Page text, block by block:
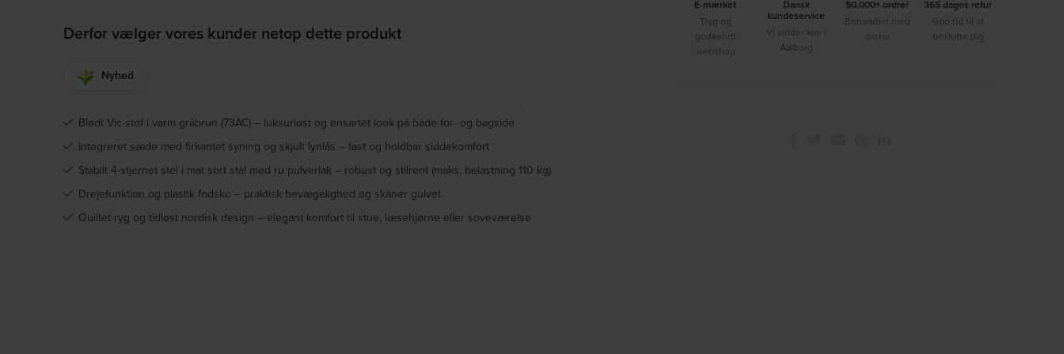
Derfor vælger vores kunder netop dette produkt
Nyhed
Blødt Vic-stof i varm gråbrun (73AC) – luksuriøst og ensartet look på både for- og bagside
Integreret sæde med firkantet syning og skjult lynlås – fast og holdbar siddekomfort
Stabilt 4-stjernet stel i mat sort stål med ru pulverlak – robust og stilrent (maks. belastning 110 kg)
Drejefunktion og plastik fodsko – praktisk bevægelighed og skåner gulvet
Quiltet ryg og tidløst nordisk design – elegant komfort til stue, læsehjørne eller soveværelse
E-mærket
Tryg og
godkendt
webshop
Dansk
kundeservice
Vi sidder klar i
Aalborg
50.000+ ordrer
Behandlet med
omhu
365 dages retur
God tid til at
beslutte dig